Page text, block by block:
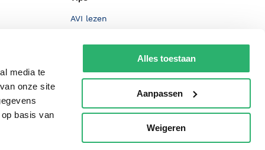
media te
onze site
basis van
Alles toestaan
Aanpassen
Weigeren
AVI lezen
De Nationale Voorleesdagen
Winacties